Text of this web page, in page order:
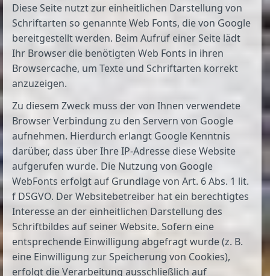
Diese Seite nutzt zur einheitlichen Darstellung von
Schriftarten so genannte Web Fonts, die von Google
bereitgestellt werden. Beim Aufruf einer Seite lädt
Ihr Browser die benötigten Web Fonts in ihren
Browsercache, um Texte und Schriftarten korrekt
anzuzeigen.
Zu diesem Zweck muss der von Ihnen verwendete
Browser Verbindung zu den Servern von Google
aufnehmen. Hierdurch erlangt Google Kenntnis
darüber, dass über Ihre IP-Adresse diese Website
aufgerufen wurde. Die Nutzung von Google
WebFonts erfolgt auf Grundlage von Art. 6 Abs. 1 lit.
f DSGVO. Der Websitebetreiber hat ein berechtigtes
Interesse an der einheitlichen Darstellung des
Schriftbildes auf seiner Website. Sofern eine
entsprechende Einwilligung abgefragt wurde (z. B.
eine Einwilligung zur Speicherung von Cookies),
erfolgt die Verarbeitung ausschließlich auf